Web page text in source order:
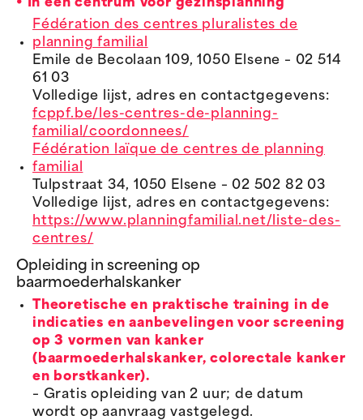
• In een centrum voor gezinsplanning
Fédération des centres pluralistes de
planning familial
Emile de Becolaan 109, 1050 Elsene – 02 514
61 03
Volledige lijst, adres en contactgegevens:
fcppf.be/les-centres-de-planning-
familial/coordonnees/
Fédération laïque de centres de planning
familial
Tulpstraat 34, 1050 Elsene – 02 502 82 03
Volledige lijst, adres en contactgegevens:
https://www.planningfamilial.net/liste-des-
centres/
Opleiding in screening op
baarmoederhalskanker
Theoretische en praktische training in de
indicaties en aanbevelingen voor screening
op 3 vormen van kanker
(baarmoederhalskanker, colorectale kanker
en borstkanker).
– Gratis opleiding van 2 uur; de datum
wordt op aanvraag vastgelegd.